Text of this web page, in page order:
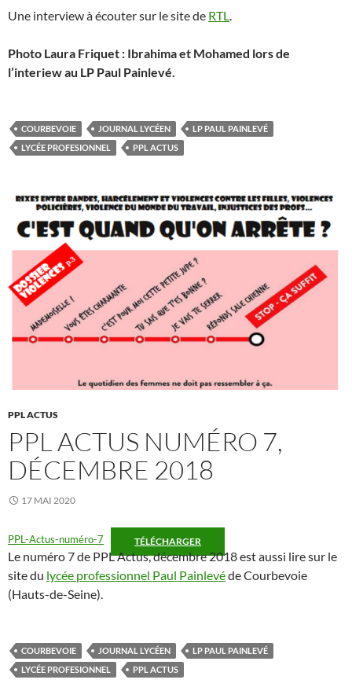
Une interview à écouter sur le site de RTL.
Photo Laura Friquet : Ibrahima et Mohamed lors de
l’interiew au LP Paul Painlevé.
COURBEVOIE JOURNAL LYCÉEN
LP PAUL PAINLEVÉ
LYCÉE PROFESIONNEL
PPL ACTUS
PPL ACTUS
PPL ACTUS NUMÉRO 7,
DÉCEMBRE 2018
17 MAI 2020
PPL-Actus-numéro-7 TÉLÉCHARGER
Le numéro 7 de PPL Actus, décembre 2018 est aussi lire sur le
site du lycée professionnel Paul Painlevéde Courbevoie
(Hauts-de-Seine).
COURBEVOIE JOURNAL LYCÉEN
LP PAUL PAINLEVÉ
LYCÉE PROFESIONNEL
PPL ACTUS